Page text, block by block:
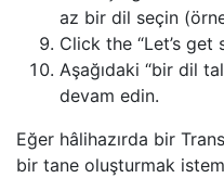
az bir dil seçin
Click the “Let’s
Aşağıdaki “bir dil
devam edin.
Eğer hâlihazırda bir
bir tane oluşturmak